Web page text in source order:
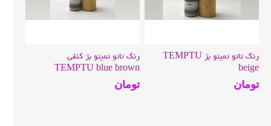
رنگ تاتو تمپتو بژ TEMPTU
beige
تومان
رنگ تاتو تمپتو بژ کنفی
TEMPTU blue brown
تومان